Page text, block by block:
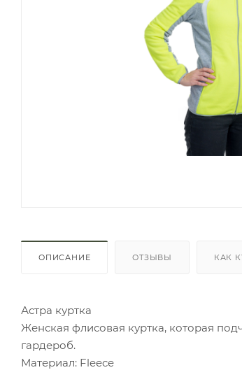
ОПИСАНИЕ ОТЗЫВЫ КАК
Астра куртка
Женская флисовая куртка, которая
гардероб.
Материал: Fleece